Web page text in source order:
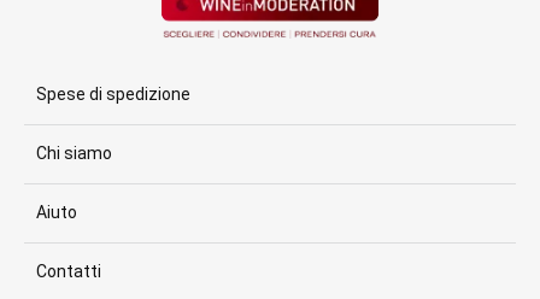
Spese di spedizione
Chi siamo
Aiuto
Contatti